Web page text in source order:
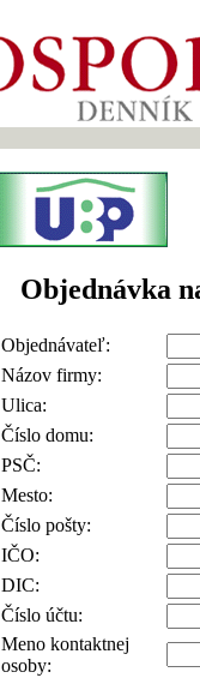
Objednávka
Objednávateľ:
Názov firmy:
Ulica:
Číslo domu:
PSČ:
Mesto:
Číslo pošty:
IČO:
DIC:
Číslo účtu:
Meno kontaktnej
osoby: